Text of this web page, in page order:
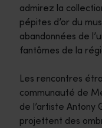
admirez la
pépites d’or du
abandonnées de
fantômes de la
Les rencontres
communauté de
de l’artiste Antony
projettent des